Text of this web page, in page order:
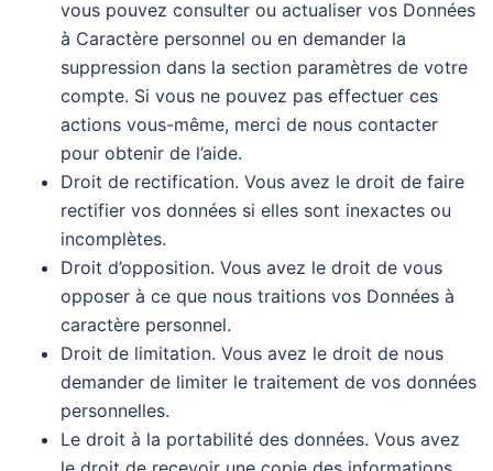
vous pouvez consulter ou actualiser vos Données
à Caractère personnel ou en demander la
suppression dans la section paramètres de votre
compte. Si vous ne pouvez pas effectuer ces
actions vous-même, merci de nous contacter
pour obtenir de l’aide.
Droit de rectification. Vous avez le droit de faire
rectifier vos données si elles sont inexactes ou
incomplètes.
Droit d’opposition. Vous avez le droit de vous
opposer à ce que nous traitions vos Données à
caractère personnel.
Droit de limitation. Vous avez le droit de nous
demander de limiter le traitement de vos données
personnelles.
Le droit à la portabilité des données. Vous avez